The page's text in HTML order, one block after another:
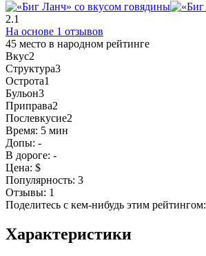
2.1
На основе 1 отзывов
45 место в народном рейтинге
Вкус2
Структура3
Острота1
Бульон3
Приправа2
Послевкусие2
Время: 5 мин
Допы: -
В дороге: -
Цена: $
Популярность: 3
Отзывы: 1
Поделитесь с кем-нибудь этим рейтингом:
Характеристики